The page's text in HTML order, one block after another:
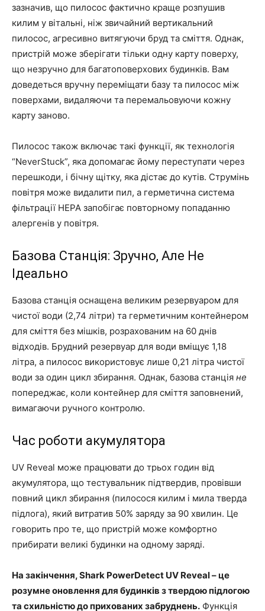
зазначив, що пилосос фактично краще розпушив
килим у вітальні, ніж звичайний вертикальний
пилосос, агресивно витягуючи бруд та сміття. Однак,
пристрій може зберігати тільки одну карту поверху,
що незручно для багатоповерхових будинків. Вам
доведеться вручну переміщати базу та пилосос між
поверхами, видаляючи та перемальовуючи кожну
карту заново.
Пилосос також включає такі функції, як технологія
“NeverStuck”, яка допомагає йому переступати через
перешкоди, і бічну щітку, яка дістає до кутів. Струмінь
повітря може видалити пил, а герметична система
фільтрації HEPA запобігає повторному попаданню
алергенів у повітря.
Базова Станція: Зручно, Але Не
Ідеально
Базова станція оснащена великим резервуаром для
чистої води (2,74 літри) та герметичним контейнером
для сміття без мішків, розрахованим на 60 днів
відходів. Брудний резервуар для води вміщує 1,18
літра, а пилосос використовує лише 0,21 літра чистої
води за один цикл збирання. Однак, базова станція не
попереджає, коли контейнер для сміття заповнений,
вимагаючи ручного контролю.
Час роботи акумулятора
UV Reveal може працювати до трьох годин від
акумулятора, що тестувальник підтвердив, провівши
повний цикл збирання (пилосося килим і мила тверда
підлога), який витратив 50% заряду за 90 хвилин. Це
говорить про те, що пристрій може комфортно
прибирати великі будинки на одному заряді.
На закінчення, Shark PowerDetect UV Reveal – це
розумне оновлення для будинків з твердою підлогою
та схильністю до прихованих забруднень. Функція